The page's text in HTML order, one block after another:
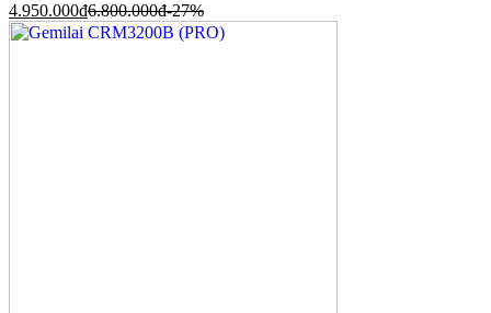
4.950.000đ6.800.000đ-27%